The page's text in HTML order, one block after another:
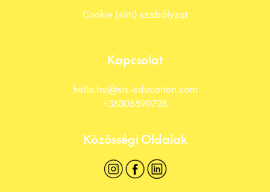
Cookie (süti) szabályzat
Kapcsolat
hello.hu@sts-education.com
+36305590728
Közösségi Oldalak